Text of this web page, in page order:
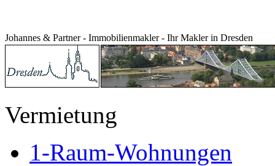
Johannes & Partner - Immobilienmakler - Ihr Makler in Dresden
Vermietung
1-Raum-Wohnungen